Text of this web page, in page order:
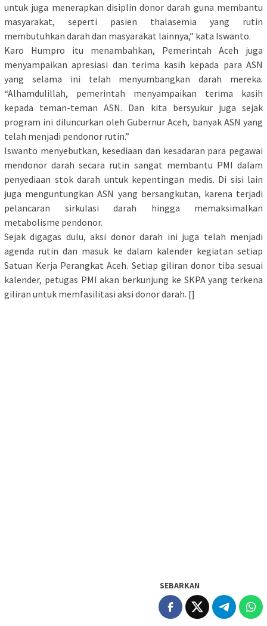
untuk juga menerapkan disiplin donor darah guna membantu
masyarakat, seperti pasien thalasemia yang rutin
membutuhkan darah dan masyarakat lainnya,” kata Iswanto.
Karo Humpro itu menambahkan, Pemerintah Aceh juga
menyampaikan apresiasi dan terima kasih kepada para ASN
yang selama ini telah menyumbangkan darah mereka.
“Alhamdulillah, pemerintah menyampaikan terima kasih
kepada teman-teman ASN. Dan kita bersyukur juga sejak
program ini diluncurkan oleh Gubernur Aceh, banyak ASN yang
telah menjadi pendonor rutin.”
Iswanto menyebutkan, kesediaan dan kesadaran para pegawai
mendonor darah secara rutin sangat membantu PMI dalam
penyediaan stok darah untuk kepentingan medis. Di sisi lain
juga menguntungkan ASN yang bersangkutan, karena terjadi
pelancaran sirkulasi darah hingga memaksimalkan
metabolisme pendonor.
Sejak digagas dulu, aksi donor darah ini juga telah menjadi
agenda rutin dan masuk ke dalam kalender kegiatan setiap
Satuan Kerja Perangkat Aceh. Setiap giliran donor tiba sesuai
kalender, petugas PMI akan berkunjung ke SKPA yang terkena
giliran untuk memfasilitasi aksi donor darah. []
SEBARKAN